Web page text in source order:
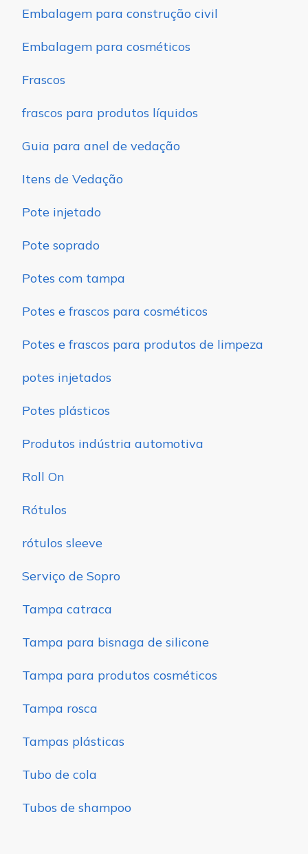
Embalagem para construção civil
Embalagem para cosméticos
Frascos
frascos para produtos líquidos
Guia para anel de vedação
Itens de Vedação
Pote injetado
Pote soprado
Potes com tampa
Potes e frascos para cosméticos
Potes e frascos para produtos de limpeza
potes injetados
Potes plásticos
Produtos indústria automotiva
Roll On
Rótulos
rótulos sleeve
Serviço de Sopro
Tampa catraca
Tampa para bisnaga de silicone
Tampa para produtos cosméticos
Tampa rosca
Tampas plásticas
Tubo de cola
Tubos de shampoo